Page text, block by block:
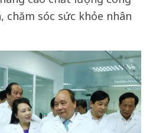
chăm sóc sức khỏe nhân